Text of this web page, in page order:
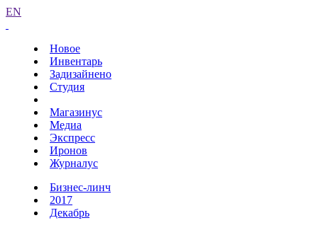
EN
Новое
Инвентарь
Задизайнено
Студия
Магазинус
Медиа
Экспресс
Иронов
Журналус
Бизнес-линч
2017
Декабрь